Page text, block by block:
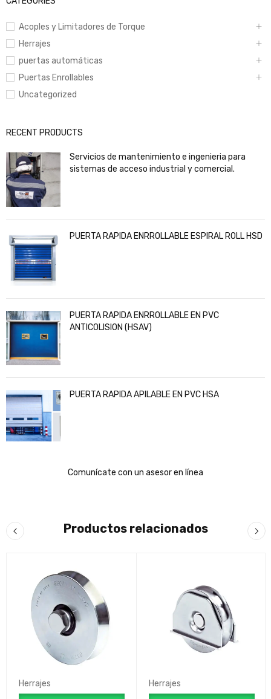
Acoples y Limitadores de Torque
Herrajes
puertas automáticas
Puertas Enrollables
Uncategorized
RECENT PRODUCTS
Servicios de mantenimiento e ingenieria para
sistemas de acceso industrial y comercial.
PUERTA RAPIDA ENRROLLABLE ESPIRAL ROLL HSD
PUERTA RAPIDA ENRROLLABLE EN PVC
ANTICOLISION (HSAV)
PUERTA RAPIDA APILABLE EN PVC HSA
Comunícate con un asesor en línea
Productos relacionados
Herrajes Herrajes